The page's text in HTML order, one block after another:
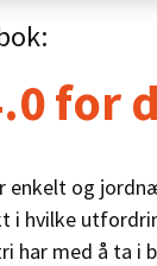
for
enkelt og
i hvilke utfo
har med å ta i